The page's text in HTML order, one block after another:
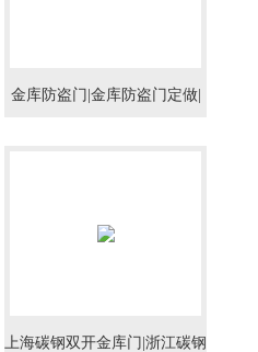
金库防盗门|金库防盗门定做|
上海碳钢双开金库门|浙江碳钢